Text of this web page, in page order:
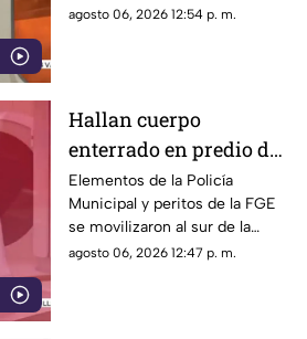
habitaciones; Protección Civil
agosto 06, 2026 12:54 p. m.
Hallan cuerpo
enterrado en predio de
la colonia División del
Norte en Chihuahua
Elementos de la Policía
Municipal y peritos de la FGE
se movilizaron al sur de la
capital tras el descubrimiento
agosto 06, 2026 12:47 p. m.